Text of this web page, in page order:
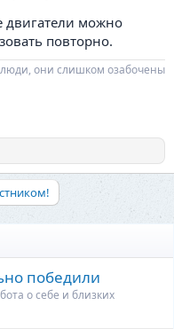
двигатели можно
повторно.
они слишком озабочены
победили
о себе и близких